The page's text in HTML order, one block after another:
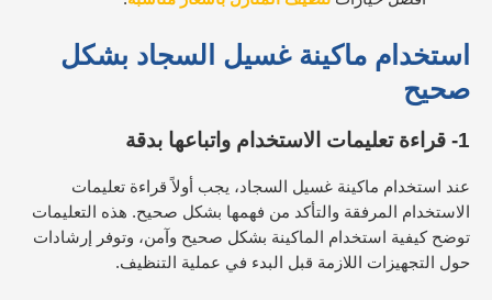
استخدام ماكينة غسيل السجاد بشكل
صحيح
1- قراءة تعليمات الاستخدام واتباعها بدقة
عند استخدام ماكينة غسيل السجاد، يجب أولاً قراءة تعليمات
الاستخدام المرفقة والتأكد من فهمها بشكل صحيح. هذه التعليمات
توضح كيفية استخدام الماكينة بشكل صحيح وآمن، وتوفر إرشادات
حول التجهيزات اللازمة قبل البدء في عملية التنظيف.